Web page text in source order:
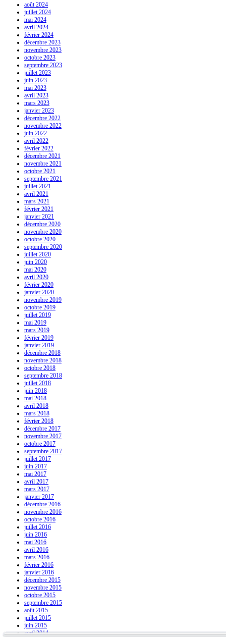
août 2024
juillet 2024
mai 2024
avril 2024
février 2024
décembre 2023
novembre 2023
octobre 2023
septembre 2023
juillet 2023
juin 2023
mai 2023
avril 2023
mars 2023
janvier 2023
décembre 2022
novembre 2022
juin 2022
avril 2022
février 2022
décembre 2021
novembre 2021
octobre 2021
septembre 2021
juillet 2021
avril 2021
mars 2021
février 2021
janvier 2021
décembre 2020
novembre 2020
octobre 2020
septembre 2020
juillet 2020
juin 2020
mai 2020
avril 2020
février 2020
janvier 2020
novembre 2019
octobre 2019
juillet 2019
mai 2019
mars 2019
février 2019
janvier 2019
décembre 2018
novembre 2018
octobre 2018
septembre 2018
juillet 2018
juin 2018
mai 2018
avril 2018
mars 2018
février 2018
décembre 2017
novembre 2017
octobre 2017
septembre 2017
juillet 2017
juin 2017
mai 2017
avril 2017
mars 2017
janvier 2017
décembre 2016
novembre 2016
octobre 2016
juillet 2016
juin 2016
mai 2016
avril 2016
mars 2016
février 2016
janvier 2016
décembre 2015
novembre 2015
octobre 2015
septembre 2015
août 2015
juillet 2015
juin 2015
avril 2014